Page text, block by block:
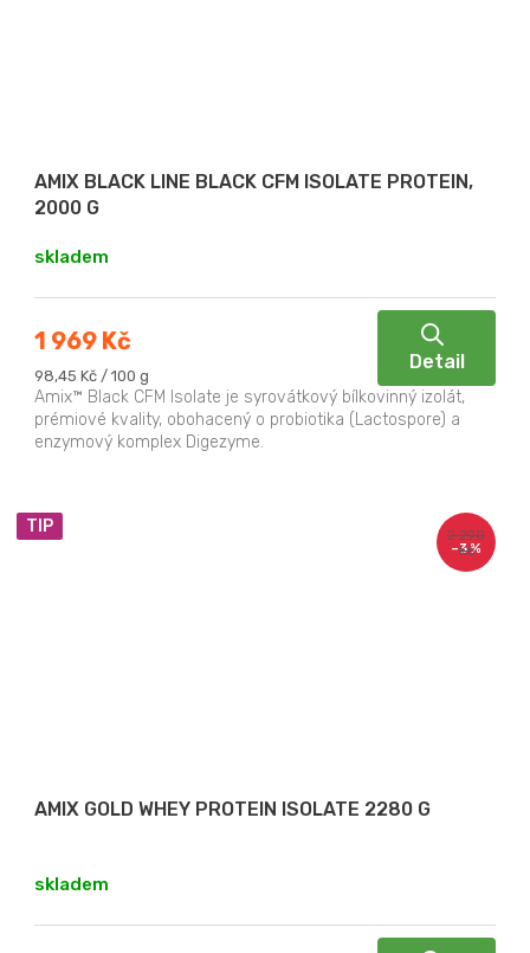
AMIX BLACK LINE BLACK CFM ISOLATE PROTEIN,
2000 G
skladem
1 969 Kč
Měrná
cena:
98,45 Kč / 100 g
Detail
Amix™ Black CFM Isolate je syrovátkový bílkovinný izolát,
prémiové kvality, obohacený o probiotika (Lactospore) a
enzymový komplex Digezyme.
TIP
2 290
Kč
–3 %
AMIX GOLD WHEY PROTEIN ISOLATE 2280 G
skladem